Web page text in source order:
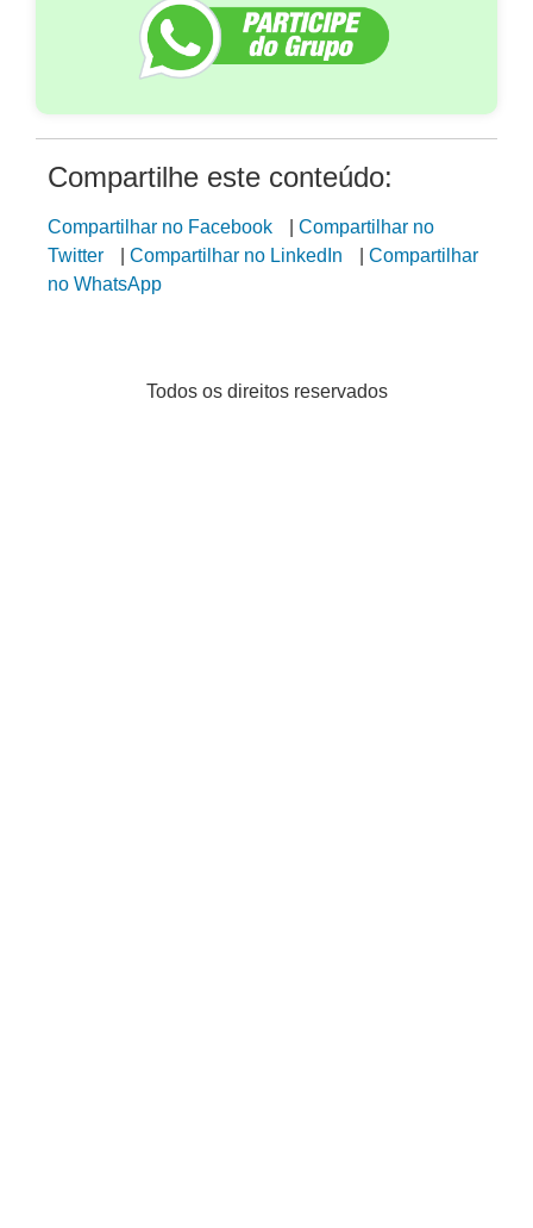
Compartilhe este conteúdo:
Compartilhar no Facebook
Compartilhar no
Twitter
Compartilhar no LinkedIn
Compartilhar
no WhatsApp
Todos os direitos reservados